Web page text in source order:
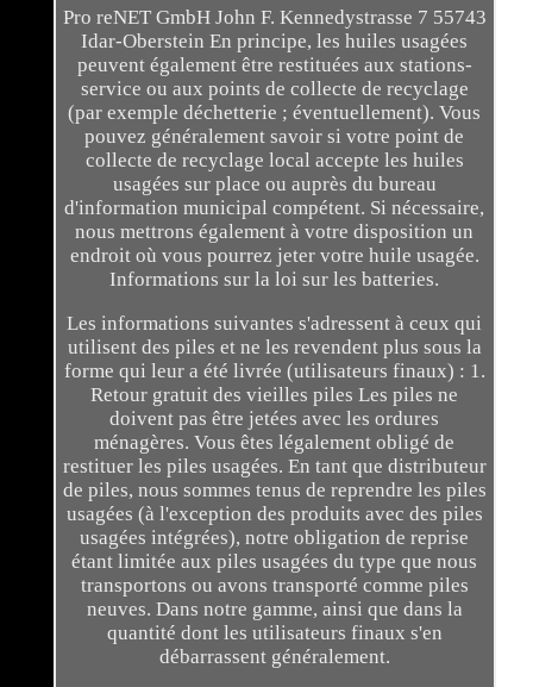
Pro reNET GmbH John F. Kennedystrasse 7 55743
Idar-Oberstein En principe, les huiles usagées
peuvent également être restituées aux stations-
service ou aux points de collecte de recyclage
(par exemple déchetterie ; éventuellement). Vous
pouvez généralement savoir si votre point de
collecte de recyclage local accepte les huiles
usagées sur place ou auprès du bureau
d'information municipal compétent. Si nécessaire,
nous mettrons également à votre disposition un
endroit où vous pourrez jeter votre huile usagée.
Informations sur la loi sur les batteries.
Les informations suivantes s'adressent à ceux qui
utilisent des piles et ne les revendent plus sous la
forme qui leur a été livrée (utilisateurs finaux) : 1.
Retour gratuit des vieilles piles Les piles ne
doivent pas être jetées avec les ordures
ménagères. Vous êtes légalement obligé de
restituer les piles usagées. En tant que distributeur
de piles, nous sommes tenus de reprendre les piles
usagées (à l'exception des produits avec des piles
usagées intégrées), notre obligation de reprise
étant limitée aux piles usagées du type que nous
transportons ou avons transporté comme piles
neuves. Dans notre gamme, ainsi que dans la
quantité dont les utilisateurs finaux s'en
débarrassent généralement.